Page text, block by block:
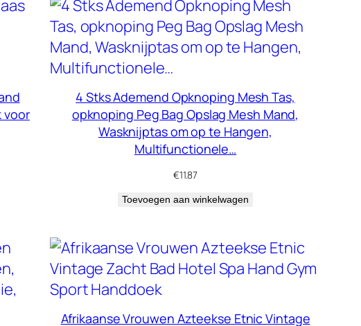
voor
4 Stks Ademend Opknoping Mesh Tas,
opknoping Peg Bag Opslag Mesh Mand,
Wasknijptas om op te Hangen,
Multifunctionele…
€11.87
Toevoegen aan winkelwagen
Afrikaanse Vrouwen Azteekse Etnic Vintage